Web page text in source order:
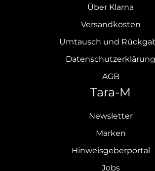
Über Klarna
Versandkosten
Umtausch und
Datenschutzerklärung
AGB
Tara-M
Newsletter
Marken
Hinweisgeberportal
Jobs